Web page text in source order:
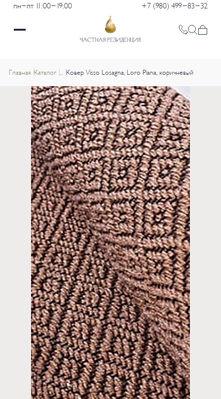
пн-пт 11:00-19:00 +7 (980) 499-83-32
Главная Каталог ... Ковер Visso Losagna, Loro Piana, коричневый